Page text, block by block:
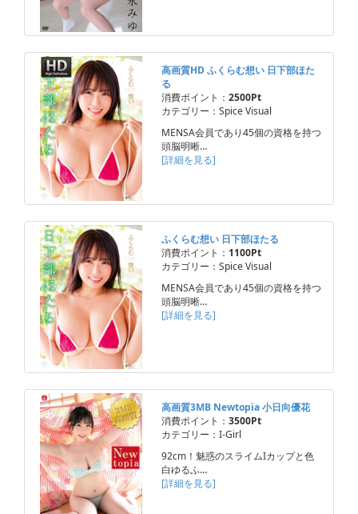
高画質HD ふくらむ想い 日下部ほた
る
消費ポイント： 2500Pt
カテゴリー：Spice Visual
MENSA会員であり45個の資格を持つ
頭脳明晰…
[詳細を見る]
ふくらむ想い 日下部ほたる
消費ポイント： 1100Pt
カテゴリー：Spice Visual
MENSA会員であり45個の資格を持つ
頭脳明晰…
[詳細を見る]
高画質3MB Newtopia 小日向優花
消費ポイント： 3500Pt
カテゴリー：I-Girl
92cm！魅惑のスライムIカップと色
白ゆるふ…
[詳細を見る]